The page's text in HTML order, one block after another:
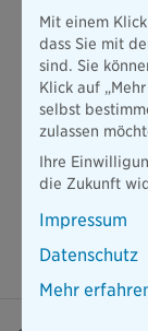
Mit einem
dass Sie mit
sind. Sie
Klick auf
selbst
zulassen
Ihre
die Zukunft
Impressum
Datenschutz
Mehr